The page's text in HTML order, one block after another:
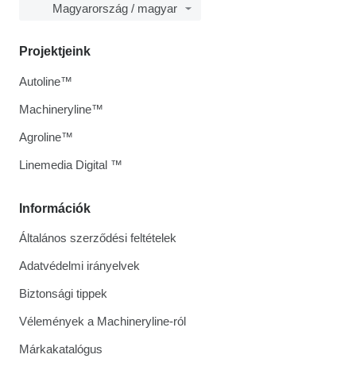
Magyarország / magyar
Információk
Általános szerződési feltételek
Adatvédelmi irányelvek
Biztonsági tippek
Vélemények a Machineryline-ról
Márkakatalógus
Projektjeink
Autoline™
Machineryline™
Agroline™
Linemedia Digital ™